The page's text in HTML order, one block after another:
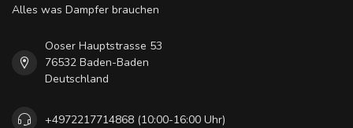
Alles was Dampfer brauchen
Ooser Hauptstrasse 53
76532 Baden-Baden
Deutschland
+4972217714868 (10:00-16:00 Uhr)